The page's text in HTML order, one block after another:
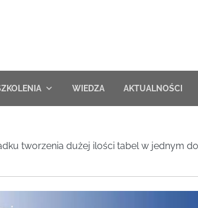
WIEDZA AKTUALNOŚCI
tworzenia dużej ilości tabel w jednym